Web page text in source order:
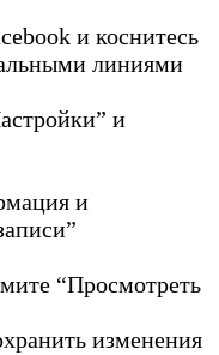
и коснитесь
линиями
и
и
“Просмотреть
изменения